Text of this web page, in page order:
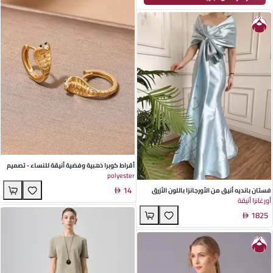
فستان بانديه أنيق من الأورجانزا باللون الأزرق
الفاتح مع تطريز لحفلات الزفاف والصيف
والمناسبات
أورغانزا أنيقة
1825
أقراط كوبرا ذهبية وفضية أنيقة للنساء - تصميم
حيواني فريد من مجوهرات النحاس مثالية
لمناسبات الربيع
polyester
14